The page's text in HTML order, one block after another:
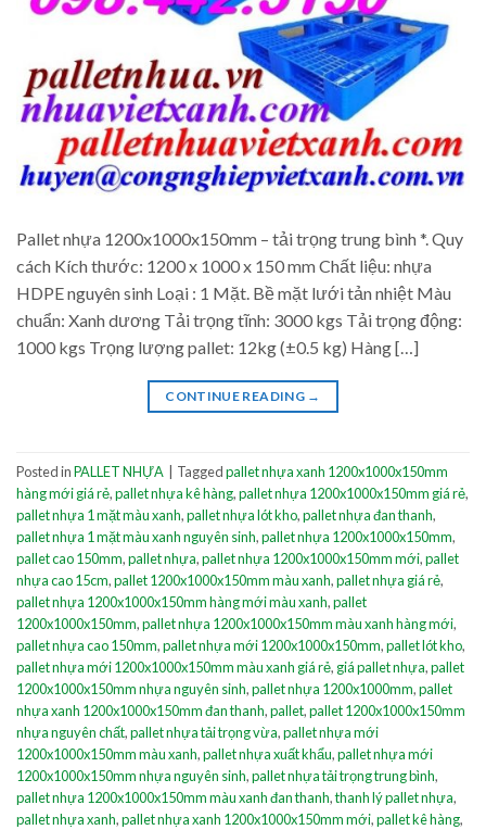
Pallet nhựa 1200x1000x150mm – tải trọng trung bình *. Quy
cách Kích thước: 1200 x 1000 x 150 mm Chất liệu: nhựa
HDPE nguyên sinh Loại : 1 Mặt. Bề mặt lưới tản nhiệt Màu
chuẩn: Xanh dương Tải trọng tĩnh: 3000 kgs Tải trọng động:
1000 kgs Trọng lượng pallet: 12kg (±0.5 kg) Hàng […]
CONTINUE READING →
Posted inPALLET NHỰA Taggedpallet nhựa xanh 1200x1000x150mm
hàng mới giá rẻ,pallet nhựa kê hàng,pallet nhựa 1200x1000x150mm giá rẻ,
pallet nhựa 1 mặt màu xanh,pallet nhựa lót kho,pallet nhựa đan thanh,
pallet nhựa 1 mặt màu xanh nguyên sinh,pallet nhựa 1200x1000x150mm,
pallet cao 150mm,pallet nhựa,pallet nhựa 1200x1000x150mm mới,pallet
nhựa cao 15cm,pallet 1200x1000x150mm màu xanh,pallet nhựa giá rẻ,
pallet nhựa 1200x1000x150mm hàng mới màu xanh,pallet
1200x1000x150mm,pallet nhựa 1200x1000x150mm màu xanh hàng mới,
pallet nhựa cao 150mm,pallet nhựa mới 1200x1000x150mm,pallet lót kho,
pallet nhựa mới 1200x1000x150mm màu xanh giá rẻ, giá pallet nhựa,pallet
1200x1000x150mm nhựa nguyên sinh,pallet nhựa 1200x1000mm,pallet
nhựa xanh 1200x1000x150mm đan thanh,pallet,pallet 1200x1000x150mm
nhựa nguyên chất,pallet nhựa tải trọng vừa,pallet nhựa mới
1200x1000x150mm màu xanh,pallet nhựa xuất khẩu,pallet nhựa mới
1200x1000x150mm nhựa nguyên sinh,pallet nhựa tải trọng trung bình,
pallet nhựa 1200x1000x150mm màu xanh đan thanh,thanh lý pallet nhựa,
pallet nhựa xanh,pallet nhựa xanh 1200x1000x150mm mới,pallet kê hàng,